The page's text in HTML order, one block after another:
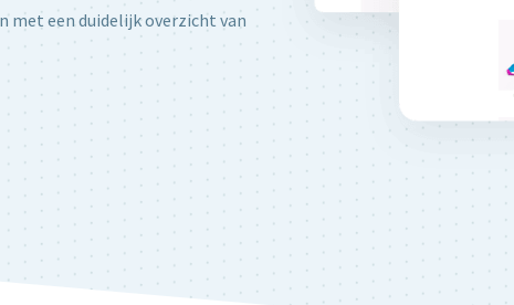
met een duidelijk overzicht van